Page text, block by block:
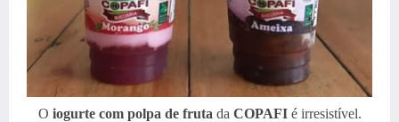
O iogurte com polpa de fruta da COPAFIé irresistível.